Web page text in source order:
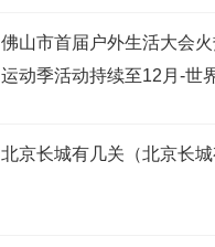
佛山市首届户外生活大会
运动季活动持续至12月-世
北京长城有几关（北京长城